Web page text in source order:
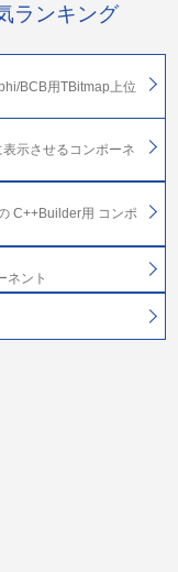
ランキング
BCB用TBitmap上位
示させるコンポーネ
C++Builder用 コンポ
ネント